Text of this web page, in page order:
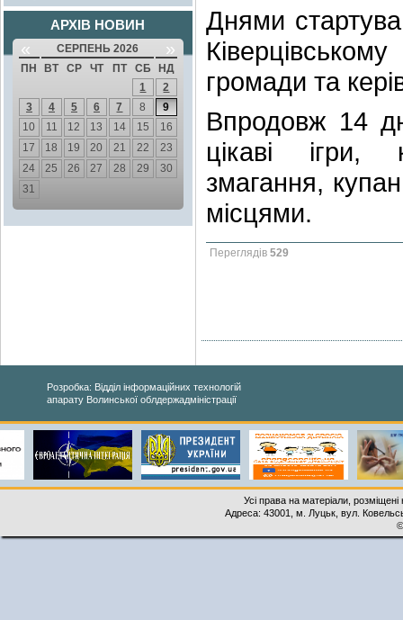
АРХІВ НОВИН
« СЕРПЕНЬ 2026 »
ПН ВТ СР ЧТ ПТ СБ
НД
1
2
3
4 5 6 7 8
9
10
11 12 13 14 15
16
17
18 19 20 21 22
23
24
25 26 27 28 29
30
31
Днями
громади та
Впродовж 14
цікаві ігри,
змагання,
місцями.
Переглядів 529
Розробка: Відділ інформаційних технологій
апарату Волинської облдержадміністрації
Усі права на матеріали,
Адреса: 43001, м. Луцьк, вул.